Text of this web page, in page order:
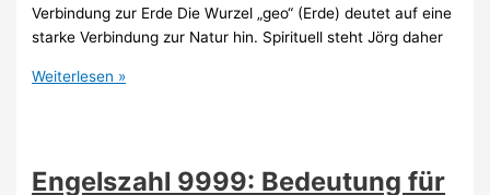
Verbindung zur Erde Die Wurzel „geo“ (Erde) deutet auf eine
starke Verbindung zur Natur hin. Spirituell steht Jörg daher
Spirituelle
Jörg
Weiterlesen »
Engelszahl 9999: Bedeutung für